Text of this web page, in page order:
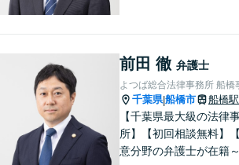
前田 徹 弁護士
よつば総合法律事務所 船橋
千葉県|船橋市 船橋駅
【千葉県最大級の法律
所】【初回相談無料】
意分野の弁護士が在籍～